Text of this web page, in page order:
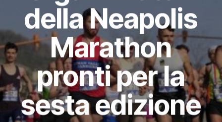
della Neapolis
Marathon
pronti per la
sesta edizione